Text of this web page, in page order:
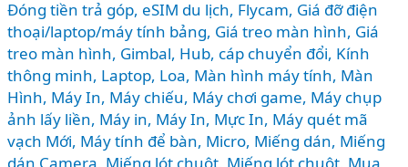
Đóng tiền trả góp, eSIM du lịch, Flycam, Giá đỡ điện
thoại/laptop/máy tính bảng, Giá treo màn hình, Giá
treo màn hình, Gimbal, Hub, cáp chuyển đổi, Kính
thông minh, Laptop, Loa, Màn hình máy tính, Màn
Hình, Máy In, Máy chiếu, Máy chơi game, Máy chụp
ảnh lấy liền, Máy in, Máy In, Mực In, Máy quét mã
vạch Mới, Máy tính để bàn, Micro, Miếng dán, Miếng